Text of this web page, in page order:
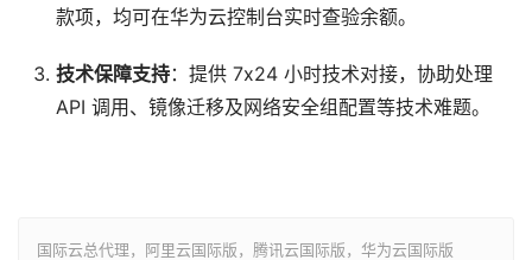
款项，均可在华为云控制台实时查验余额。
技术保障支持：提供 7x24 小时技术对接，协助处理
API 调用、镜像迁移及网络安全组配置等技术难题。
国际云总代理，阿里云国际版，腾讯云国际版，华为云国际版